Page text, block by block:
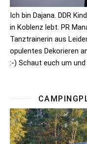
Ich bin Dajana. DDR
in Koblenz lebt. PR
Tanztrainerin aus
opulentes Dekorieren
:-) Schaut euch um